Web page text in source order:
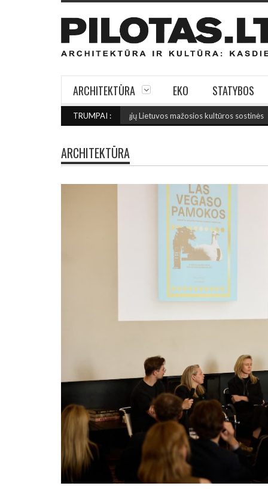
ARCHITEKTŪRA EKO STATYBOS
TRUMPAI :
Išrinktos 2027-ųjų Lietuvos mažosios kultūros sostinės (2026
ARCHITEKTŪRA